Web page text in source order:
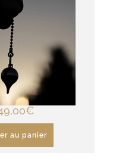
€
au panier